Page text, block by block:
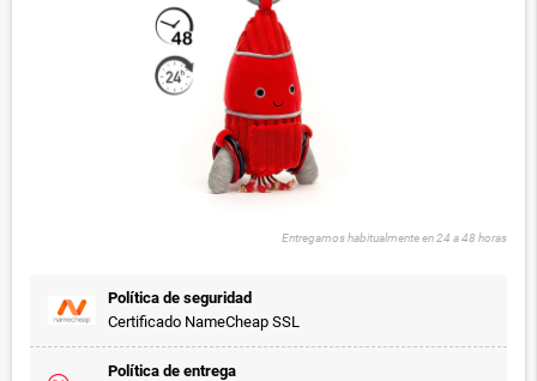
Entregamos habitualmente en 24 a 48 horas
Política de seguridad
Certificado NameCheap SSL
Política de entrega